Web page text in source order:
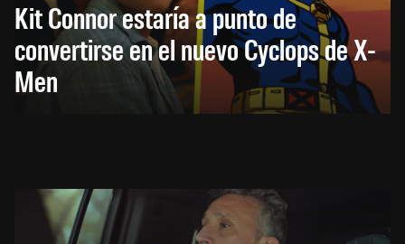
Kit Connor estaría a punto de
convertirse en el nuevo Cyclops de X-
Men